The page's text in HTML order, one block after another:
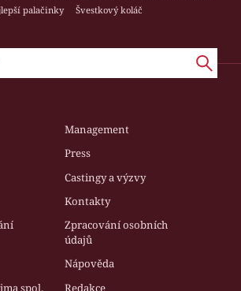
palačinky
Švestkový koláč
Management
Press
Castingy a výzvy
Kontakty
Zpracování osobních
údajů
Nápověda
spol.
Redakce